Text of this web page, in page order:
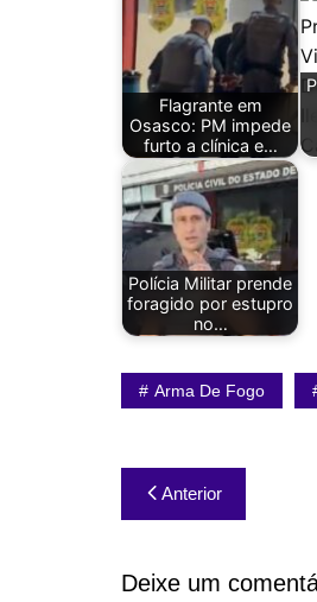
Flagrante em
Osasco: PM impede
furto a clínica e…
Polícia Militar prende
foragido por estupro
no…
Arma De Fogo
Navegação
de
Post
Anterior
Deixe um